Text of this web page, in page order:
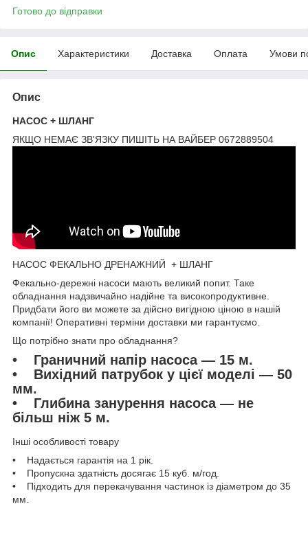
Готово до відправки
Опис Характеристики Доставка Оплата Умови
Опис
НАСОС + ШЛАНГ
ЯКЩО НЕМАЄ ЗВ'ЯЗКУ ПИШІТЬ НА ВАЙБЕР 0672889504
НАСОС ФЕКАЛЬНО ДРЕНАЖНИЙ + ШЛАНГ
Фекально-дережні насоси мають великий попит. Таке
обладнання надзвичайно надійне та високопродуктивне.
Придбати його ви можете за дійсно вигідною ціною в нашій
компанії! Оперативні терміни доставки ми гарантуємо.
Що потрібно знати про обладнання?
• Граничний напір насоса — 15 м.
• Вихідний патрубок у цієї моделі — 50
мм.
• Глибина занурення насоса — не
більш ніж 5 м.
Інші особливості товару
• Надається гарантія на 1 рік.
• Пропускна здатність досягає 15 куб. м/год.
• Підходить для перекачування частинок із діаметром до 35
мм.